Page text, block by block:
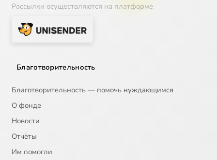
Рассылки осуществляются на платформе
Благотворительность
Благотворительность — помочь нуждающимся
О фонде
Новости
Отчёты
Им помогли